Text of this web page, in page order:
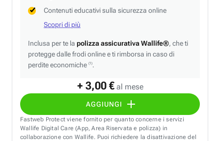
+ 3,00 € al mese
AGGIUNGI
Contenuti educativi sulla sicurezza online
Scopri di più
Inclusa per te la polizza assicurativa Wallife®, che ti
protegge dalle frodi online e ti rimborsa in caso di
perdite economiche (1).
Fastweb Protect viene fornito per quanto concerne i servizi
Wallife Digital Care (App, Area Riservata e polizza) in
collaborazione con Wallife. Puoi richiedere la disattivazione del